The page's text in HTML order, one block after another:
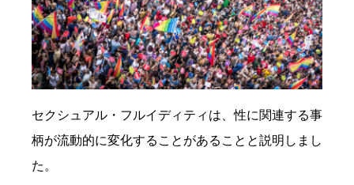
セクシュアル・フルイディティは、性に関連する事
柄が流動的に変化することがあることと説明しまし
た。